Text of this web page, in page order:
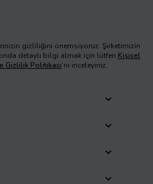
gizliliğini önemsiyoruz. Şirketimizin
detaylı bilgi almak için lütfen Kişisel
Gizlilik Politikası’nı inceleyiniz.